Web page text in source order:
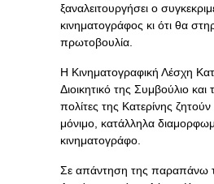
ξαναλειτουργήσει ο
κινηματογράφος κι ότι θα
πρωτοβουλία.
Η Κινηματογραφική Λέσχη
Διοικητικό της Συμβούλιο
πολίτες της Κατερίνης
μόνιμο, κατάλληλα
κινηματογράφο.
Σε απάντηση της παραπάνω